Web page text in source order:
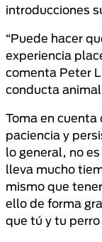
introducciones
“Puede hacer
experiencia
comenta Peter
conducta animal
Toma en cuenta
paciencia y
lo general, no
lleva mucho
mismo que
ello de forma
que tú y tu